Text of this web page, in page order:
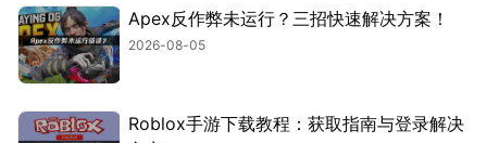
Apex反作弊未运行？三招快速解决方案！
2026-08-05
Roblox手游下载教程：获取指南与登录解决